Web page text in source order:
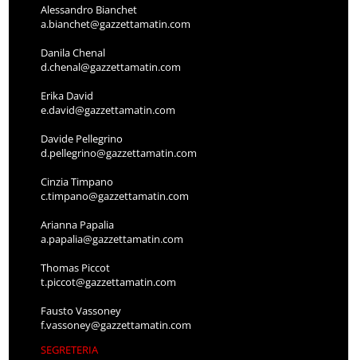
Alessandro Bianchet
a.bianchet@gazzettamatin.com
Danila Chenal
d.chenal@gazzettamatin.com
Erika David
e.david@gazzettamatin.com
Davide Pellegrino
d.pellegrino@gazzettamatin.com
Cinzia Timpano
c.timpano@gazzettamatin.com
Arianna Papalia
a.papalia@gazzettamatin.com
Thomas Piccot
t.piccot@gazzettamatin.com
Fausto Vassoney
f.vassoney@gazzettamatin.com
SEGRETERIA